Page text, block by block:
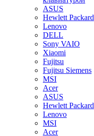
ASUS
Hewlett Packard
Lenovo
DELL
Sony VAIO
Xiaomi
Fujitsu
Fujitsu Siemens
MSI
Acer
ASUS
Hewlett Packard
Lenovo
MSI
Acer